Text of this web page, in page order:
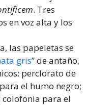
. Tres
en voz alta y los
las papeletas se
gris” de antaño,
perclorato de
el humo negro;
para el